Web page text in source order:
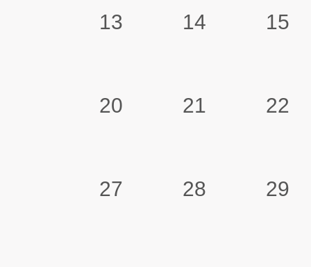
13 14 15
20 21 22
27 28 29